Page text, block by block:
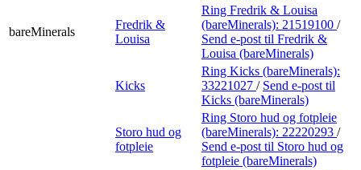
bareMinerals
Fredrik &
Louisa
Ring Fredrik & Louisa
(bareMinerals): 21519100 /
Send e-post til Fredrik &
Louisa (bareMinerals)
Kicks
Ring Kicks (bareMinerals):
33221027 / Send e-post til
Kicks (bareMinerals)
Storo hud og
fotpleie
Ring Storo hud og fotpleie
(bareMinerals): 22220293 /
Send e-post til Storo hud og
fotpleie (bareMinerals)